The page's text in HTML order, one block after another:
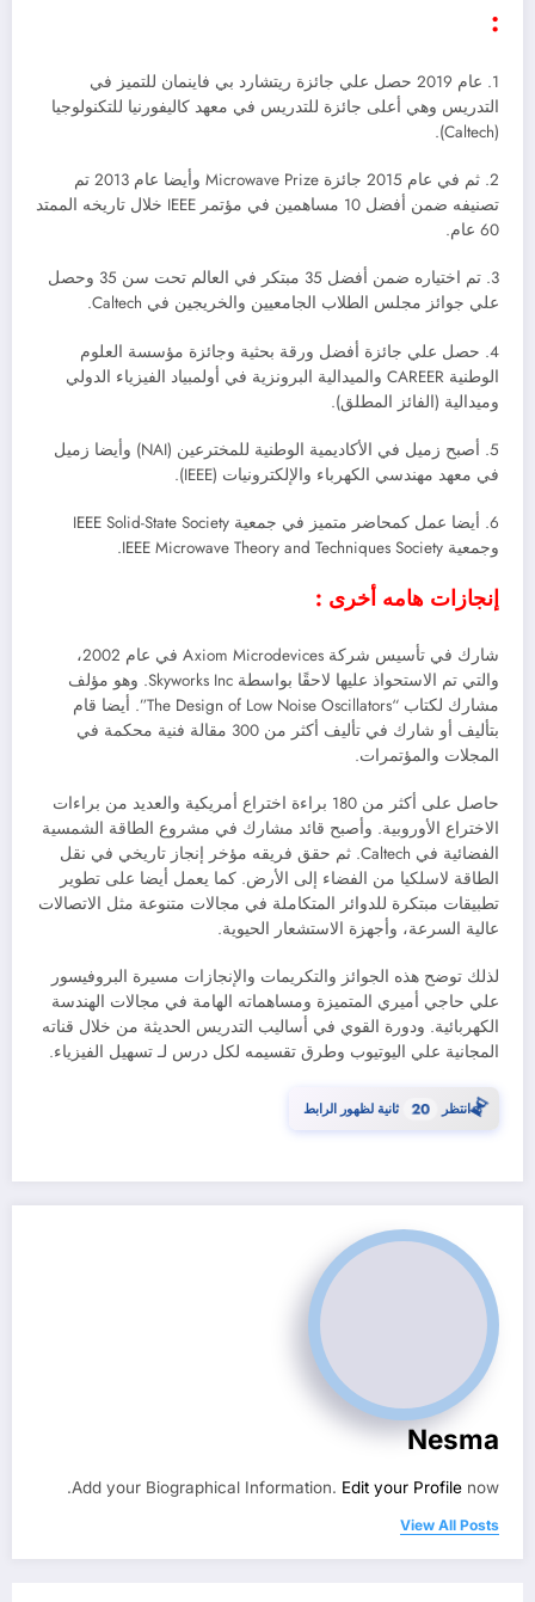
:
1. عام 2019 حصل علي جائزة ريتشارد بي فاينمان للتميز في
التدريس وهي أعلى جائزة للتدريس في معهد كاليفورنيا للتكنولوجيا
(Caltech).
2. ثم في عام 2015 جائزة Microwave Prize وأيضا عام 2013 تم
تصنيفه ضمن أفضل 10 مساهمين في مؤتمر IEEE خلال تاريخه الممتد
60 عام.
3. تم اختياره ضمن أفضل 35 مبتكر في العالم تحت سن 35 وحصل
علي جوائز مجلس الطلاب الجامعيين والخريجين في Caltech.
4. حصل علي جائزة أفضل ورقة بحثية وجائزة مؤسسة العلوم
الوطنية CAREER والميدالية البرونزية في أولمبياد الفيزياء الدولي
وميدالية (الفائز المطلق).
5. أصبح زميل في الأكاديمية الوطنية للمخترعين (NAI) وأيضا زميل
في معهد مهندسي الكهرباء والإلكترونيات (IEEE).
6. أيضا عمل كمحاضر متميز في جمعية IEEE Solid-State Society
وجمعية IEEE Microwave Theory and Techniques Society.
إنجازات هامه أخرى :
شارك في تأسيس شركة Axiom Microdevices في عام 2002،
والتي تم الاستحواذ عليها لاحقًا بواسطة Skyworks Inc. وهو مؤلف
مشارك لكتاب “The Design of Low Noise Oscillators”. أيضا قام
بتأليف أو شارك في تأليف أكثر من 300 مقالة فنية محكمة في
المجلات والمؤتمرات.
حاصل على أكثر من 180 براءة اختراع أمريكية والعديد من براءات
الاختراع الأوروبية. وأصبح قائد مشارك في مشروع الطاقة الشمسية
الفضائية في Caltech. ثم حقق فريقه مؤخر إنجاز تاريخي في نقل
الطاقة لاسلكيا من الفضاء إلى الأرض. كما يعمل أيضا على تطوير
تطبيقات مبتكرة للدوائر المتكاملة في مجالات متنوعة مثل الاتصالات
عالية السرعة، وأجهزة الاستشعار الحيوية.
لذلك توضح هذه الجوائز والتكريمات والإنجازات مسيرة البروفيسور
علي حاجي أميري المتميزة ومساهماته الهامة في مجالات الهندسة
الكهربائية. ودورة القوي في أساليب التدريس الحديثة من خلال قناته
المجانية علي اليوتيوب وطرق تقسيمه لكل درس لـ تسهيل الفيزياء.
⏳انتظر 20 ثانية لظهور الرابط
Nesma
Add your Biographical Information. Edit your Profile now.
View All Posts